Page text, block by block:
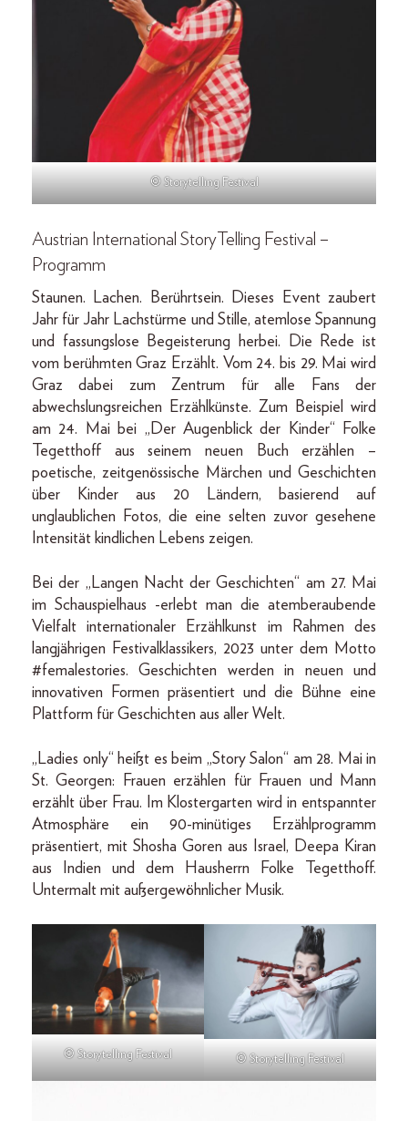
© Storytelling Festival
Austrian International StoryTelling Festival –
Programm
Staunen. Lachen. Berührtsein. Dieses Event zaubert
Jahr für Jahr Lachstürme und Stille, atemlose Spannung
und fassungslose Begeisterung herbei. Die Rede ist
vom berühmten Graz Erzählt. Vom 24. bis 29. Mai wird
Graz dabei zum Zentrum für alle Fans der
abwechslungsreichen Erzählkünste. Zum Beispiel wird
am 24. Mai bei „Der Augenblick der Kinder“ Folke
Tegetthoff aus seinem neuen Buch erzählen –
poetische, zeitgenössische Märchen und Geschichten
über Kinder aus 20 Ländern, basierend auf
unglaublichen Fotos, die eine selten zuvor gesehene
Intensität kindlichen Lebens zeigen.
Bei der „Langen Nacht der Geschichten“ am 27. Mai
im Schauspielhaus -erlebt man die atemberaubende
Vielfalt internationaler Erzählkunst im Rahmen des
langjährigen Festivalklassikers, 2023 unter dem Motto
#femalestories. Geschichten werden in neuen und
innovativen Formen präsentiert und die Bühne eine
Plattform für Geschichten aus aller Welt.
„Ladies only“ heißt es beim „Story Salon“ am 28. Mai in
St. Georgen: Frauen erzählen für Frauen und Mann
erzählt über Frau. Im Klostergarten wird in entspannter
Atmosphäre ein 90-minütiges Erzählprogramm
präsentiert, mit Shosha Goren aus Israel, Deepa Kiran
aus Indien und dem Hausherrn Folke Tegetthoff.
Untermalt mit außergewöhnlicher Musik.
© Storytelling Festival © Storytelling Festival